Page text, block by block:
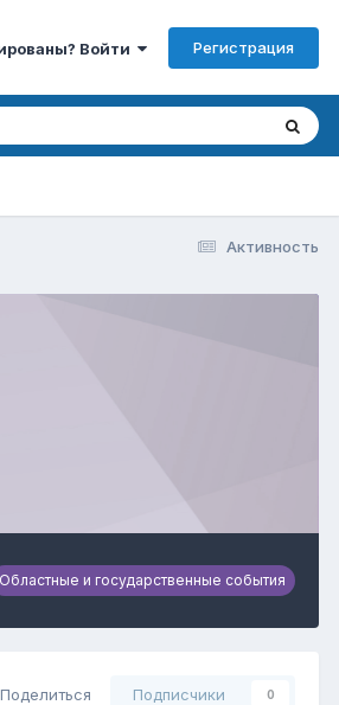
Войти Регистрация
Активность
Областные и государственные события
Поделиться Подписчики 0